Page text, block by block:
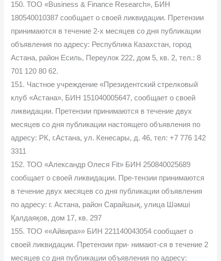
150. ТОО «Business & Finance Research», БИН
180540010387 сообщает о своей ликвидации. Претензии
принимаются в течение 2-х месяцев со дня публикации
объявления по адресу: Республика Казахстан, город
Астана, район Есиль, Переулок 222, дом 5, кв. 2, тел.: 8
701 120 80 62.
151. Частное учреждение «Президентский стрелковый
клуб «Астана», БИН 151040005647, сообщает о своей
ликвидации. Претензии принимаются в течение двух
месяцев со дня публикации настоящего объявления по
адресу: РК, г.Астана, ул. Кенесары, д. 46, тел: +7 776 142
3311
152. ТОО «Александр Олеся Fit» БИН 250840025689
сообщает о своей ликвидации. Пре-тензии принимаются
в течение двух месяцев со дня публикации объявления
по адресу: г. Астана, район Сарайшық, улица Шәмші
Қалдаяқов, дом 17, кв. 297
155. ТОО ««Айвира»» БИН 221140043054 сообщает о
своей ликвидации. Претензии при- нимают-ся в течение 2
месяцев со дня публикации объявления по адресу: